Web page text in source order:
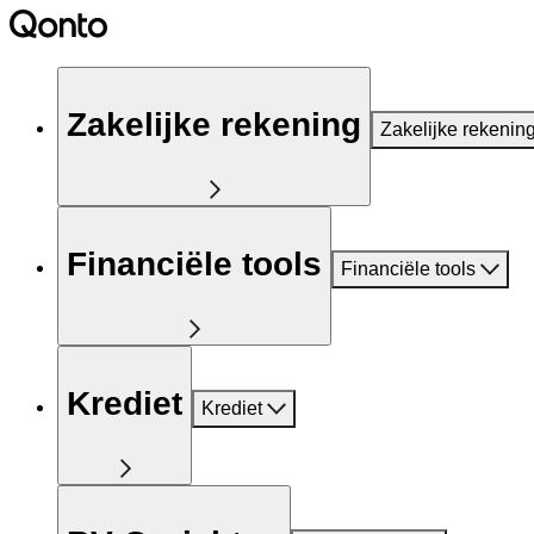
Zakelijke rekening Zakelijke
Financiële tools Financiële tools
Krediet Krediet